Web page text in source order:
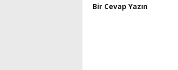
Bir Cevap Yazın